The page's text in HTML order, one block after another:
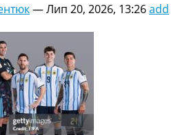
—Лип 20, 2026, 13:26add